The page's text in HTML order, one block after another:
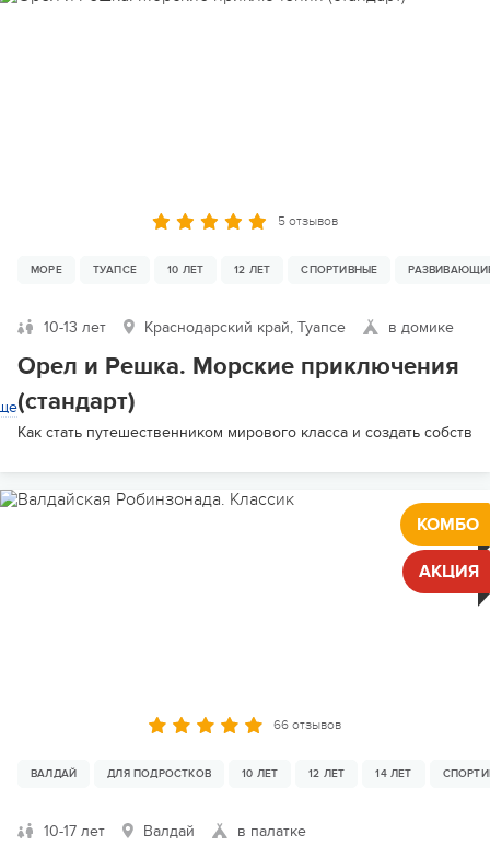
5 отзывов
МОРЕ ТУАПСЕ 10 ЛЕТ 12 ЛЕТ СПОРТИВНЫЕ
10-13 лет Краснодарский край, Туапсе в домике
Орел и Решка. Морские приключения
(стандарт)
Как стать путешественником мирового класса и создать
66 отзывов
ВАЛДАЙ ДЛЯ ПОДРОСТКОВ 10 ЛЕТ 12 ЛЕТ 14 ЛЕТ
10-17 лет Валдай в палатке
КОМБО
АКЦИЯ